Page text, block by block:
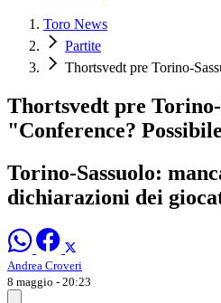
Toro News
Partite
Thortsvedt pre Torino-
Thortsvedt pre Torino-
"Conference?
Torino-Sassuolo:
dichiarazioni dei
Andrea Croveri
8 maggio - 20:23